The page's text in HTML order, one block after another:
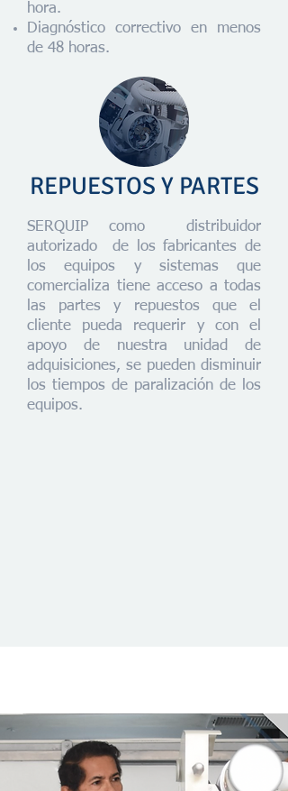
hora.
Diagnóstico correctivo en menos
de 48 horas.
REPUESTOS Y PARTES
SERQUIP como distribuidor
autorizado de los fabricantes de
los equipos y sistemas que
comercializa tiene acceso a todas
las partes y repuestos que el
cliente pueda requerir y con el
apoyo de nuestra unidad de
adquisiciones, se pueden disminuir
los tiempos de paralización de los
equipos.